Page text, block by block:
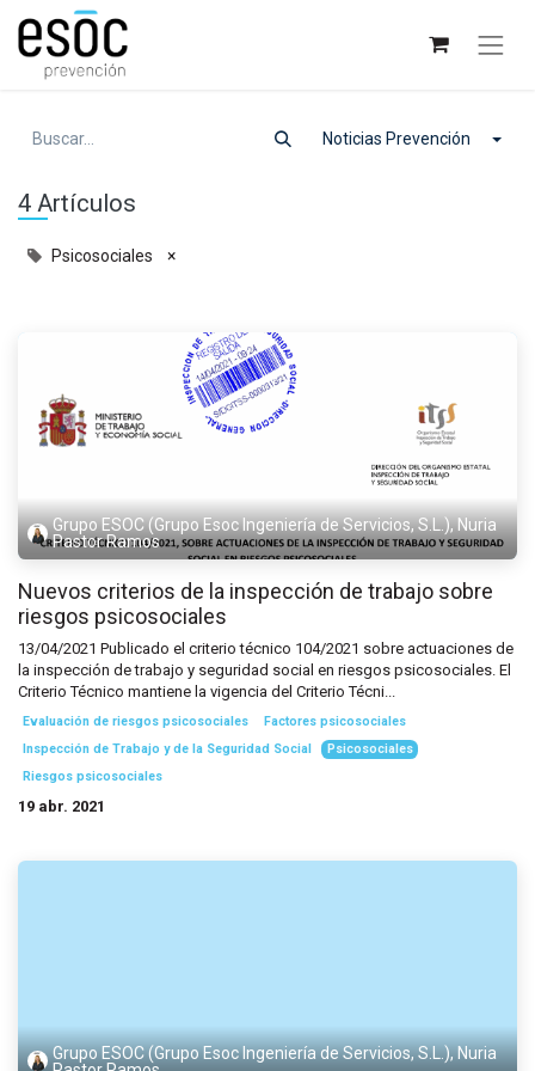
Noticias Prevención
4 Artículos
Psicosociales ×
Grupo ESOC (Grupo Esoc Ingeniería de Servicios, S.L.), Nuria
Pastor Ramos
Nuevos criterios de la inspección de trabajo sobre
riesgos psicosociales
13/04/2021 Publicado el criterio técnico 104/2021 sobre actuaciones de
la inspección de trabajo y seguridad social en riesgos psicosociales. El
Criterio Técnico mantiene la vigencia del Criterio Técni...
Evaluación de riesgos psicosociales
Factores psicosociales
Inspección de Trabajo y de la Seguridad Social
Psicosociales
Riesgos psicosociales
19 abr. 2021
Grupo ESOC (Grupo Esoc Ingeniería de Servicios, S.L.), Nuria